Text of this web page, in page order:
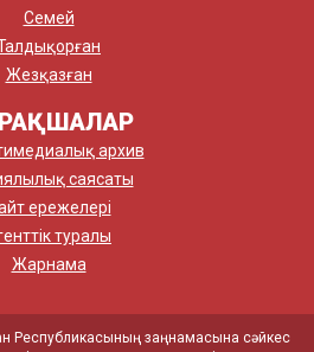
Семей
Жезқазған
архив
саясаты
ережелері
туралы
Жарнама
Республикасының заңнамасына сәйкес